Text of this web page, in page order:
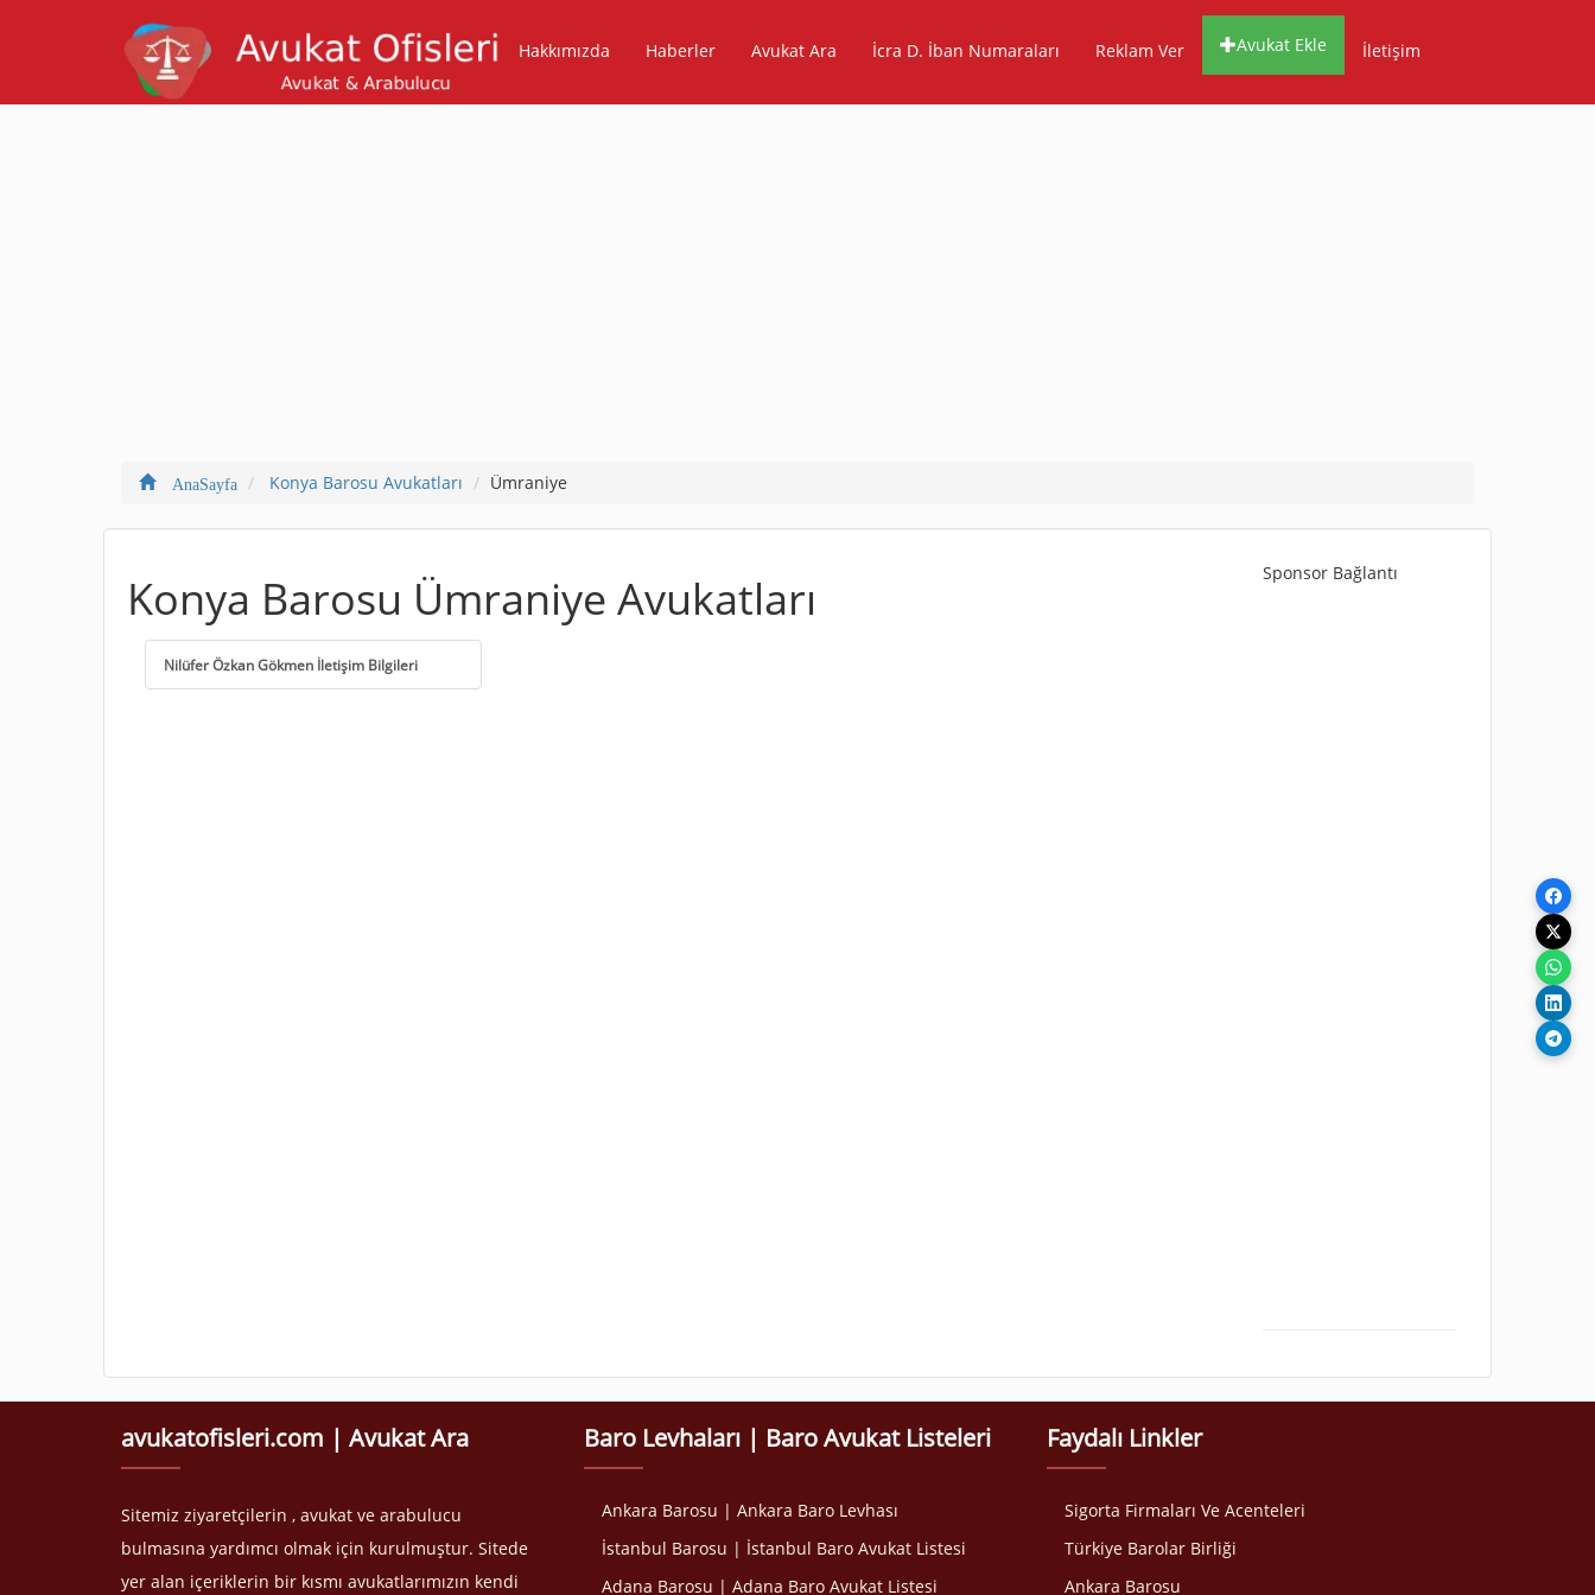
Hakkımızda Haberler Avukat Ara İcra D. İban Numaraları Reklam Ver Avukat Ekle İletişim
AnaSayfa Konya Barosu Avukatları Ümraniye
Konya Barosu Ümraniye Avukatları
Nilüfer Özkan Gökmen İletişim Bilgileri
Sponsor Bağlantı
avukatofisleri.com | Avukat Ara
Sitemiz ziyaretçilerin , avukat ve arabulucu
bulmasına yardımcı olmak için kurulmuştur. Sitede
yer alan içeriklerin bir kısmı avukatlarımızın kendi
Baro Levhaları | Baro Avukat Listeleri
Ankara Barosu | Ankara Baro Levhası
İstanbul Barosu | İstanbul Baro Avukat Listesi
Adana Barosu | Adana Baro Avukat Listesi
Faydalı Linkler
Sigorta Firmaları Ve Acenteleri
Türkiye Barolar Birliği
Ankara Barosu